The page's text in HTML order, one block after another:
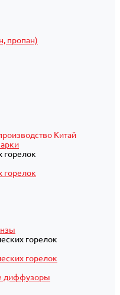
пропан)
Китай
горелок
горелок
горелок
горелок
диффузоры